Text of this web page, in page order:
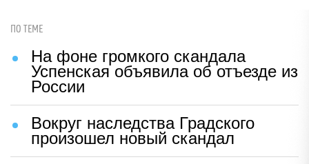
ПО ТЕМЕ
На фоне громкого скандала
Успенская объявила об отъезде из
России
Вокруг наследства Градского
произошел новый скандал